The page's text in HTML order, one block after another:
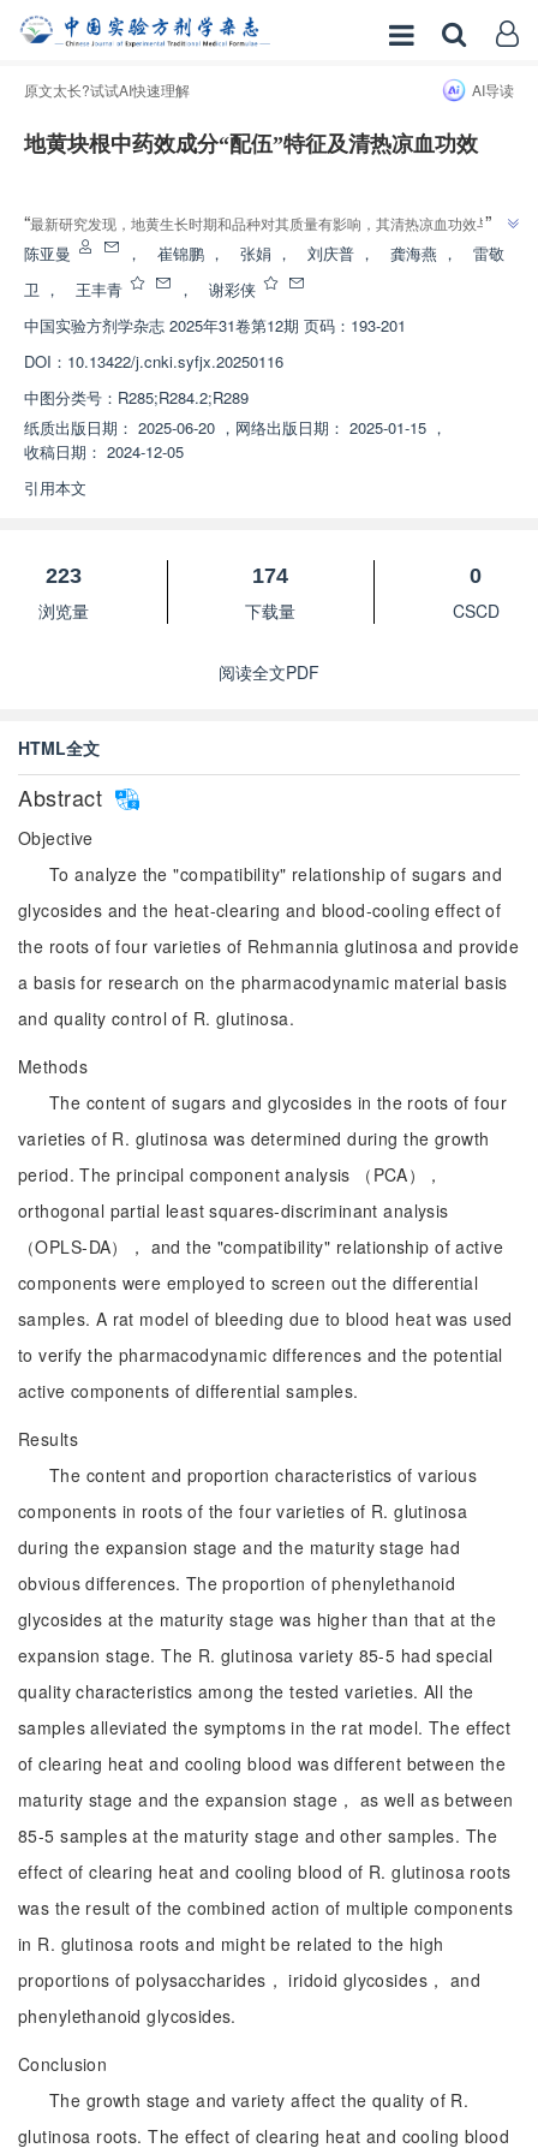
原文太长?试试AI快速理解 AI导读
地黄块根中药效成分“配伍”特征及清热凉血功效
“最新研究发现，地黄生长时期和品种对其质量有影响，其清热凉血功效与成
分含量和配比密切相关，为地黄药效物质基础及质量控制研究提供依据。”
”
陈亚曼 ， 崔锦鹏 ， 张娟 ， 刘庆普 ， 龚海燕 ，
雷敬
卫 ， 王丰青 ，
谢彩侠
中国实验方剂学杂志 2025年31卷第12期 页码：193-201
DOI： 10.13422/j.cnki.syfjx.20250116
中图分类号： R285;R284.2;R289
纸质出版日期： 2025-06-20 ， 网络出版日期： 2025-01-15 ，
收稿日期： 2024-12-05
引用本文
223
浏览量
174
下载量
0
CSCD
阅读全文PDF
HTML全文
Abstract
Objective
To analyze the "compatibility" relationship of sugars and
glycosides and the heat-clearing and blood-cooling effect of
the roots of four varieties of Rehmannia glutinosa and provide
a basis for research on the pharmacodynamic material basis
and quality control of R. glutinosa.
Methods
The content of sugars and glycosides in the roots of four
varieties of R. glutinosa was determined during the growth
period. The principal component analysis （PCA），
orthogonal partial least squares-discriminant analysis
（OPLS-DA）， and the "compatibility" relationship of active
components were employed to screen out the differential
samples. A rat model of bleeding due to blood heat was used
to verify the pharmacodynamic differences and the potential
active components of differential samples.
Results
The content and proportion characteristics of various
components in roots of the four varieties of R. glutinosa
during the expansion stage and the maturity stage had
obvious differences. The proportion of phenylethanoid
glycosides at the maturity stage was higher than that at the
expansion stage. The R. glutinosa variety 85-5 had special
quality characteristics among the tested varieties. All the
samples alleviated the symptoms in the rat model. The effect
of clearing heat and cooling blood was different between the
maturity stage and the expansion stage， as well as between
85-5 samples at the maturity stage and other samples. The
effect of clearing heat and cooling blood of R. glutinosa roots
was the result of the combined action of multiple components
in R. glutinosa roots and might be related to the high
proportions of polysaccharides， iridoid glycosides， and
phenylethanoid glycosides.
Conclusion
The growth stage and variety affect the quality of R.
glutinosa roots. The effect of clearing heat and cooling blood